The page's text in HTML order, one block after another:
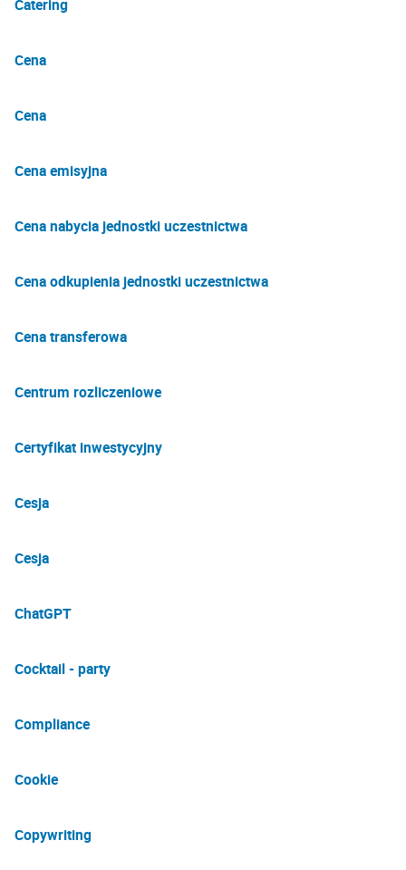
Catering
Cena
Cena
Cena emisyjna
Cena nabycia jednostki uczestnictwa
Cena odkupienia jednostki uczestnictwa
Cena transferowa
Centrum rozliczeniowe
Certyfikat inwestycyjny
Cesja
Cesja
ChatGPT
Cocktail - party
Compliance
Cookie
Copywriting